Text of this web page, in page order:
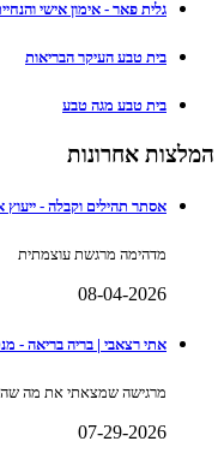
גלית פאר - אימון אישי
בית טבע העיקר הבריאות
בית טבע מגה טבע
המלצות אחרונות
אסתר תהילים וקבלה - ייעוץ
מדהימה מרגשת עוצמתית
08-04-2026
אתי רצאבי | בריה בריאה -
מרגישה שמצאתי את מה
07-29-2026